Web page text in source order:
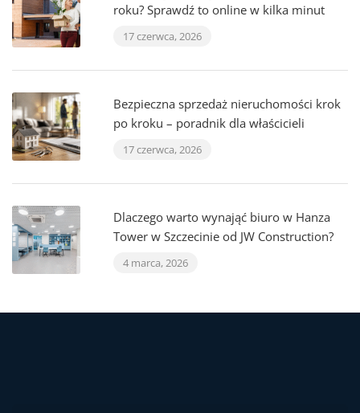
roku? Sprawdź to online w kilka minut
17 czerwca, 2026
Bezpieczna sprzedaż nieruchomości krok
po kroku – poradnik dla właścicieli
17 czerwca, 2026
Dlaczego warto wynająć biuro w Hanza
Tower w Szczecinie od JW Construction?
4 marca, 2026